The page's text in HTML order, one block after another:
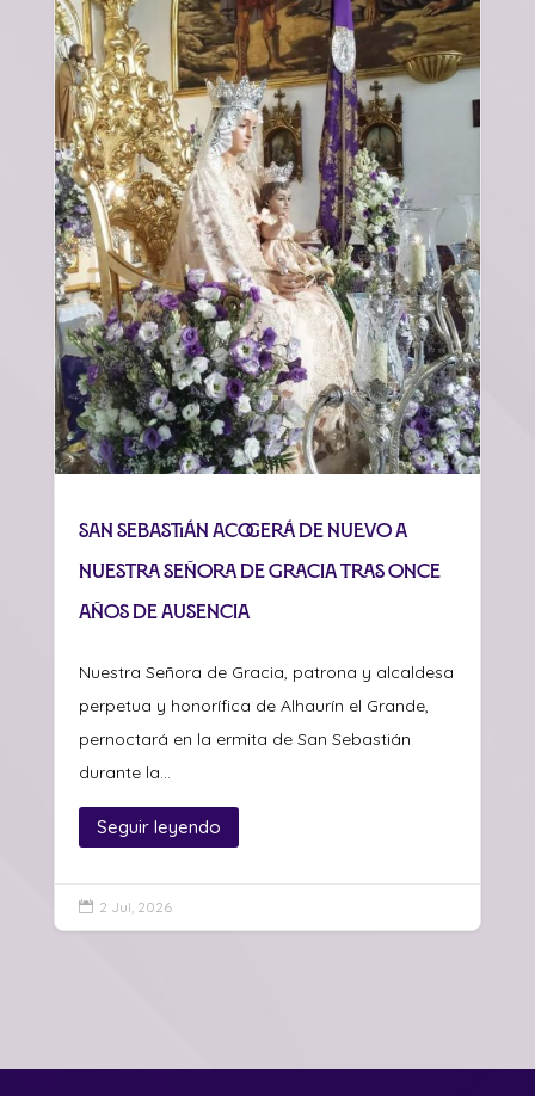
San Sebastián acogerá de nuevo a
Nuestra Señora de Gracia tras once
años de ausencia
Nuestra Señora de Gracia, patrona y alcaldesa
perpetua y honorífica de Alhaurín el Grande,
pernoctará en la ermita de San Sebastián
durante la...
Seguir leyendo
 2 Jul, 2026